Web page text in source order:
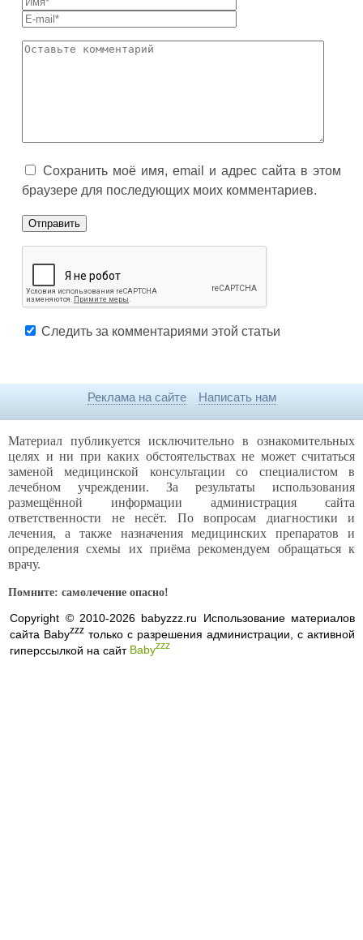
Сохранить моё имя, email и адрес сайта в этом
браузере для последующих моих комментариев.
Следить за комментариями этой статьи
Реклама на сайте Написать нам
Материал публикуется исключительно в ознакомительных
целях и ни при каких обстоятельствах не может считаться
заменой медицинской консультации со специалистом в
лечебном учреждении. За результаты использования
размещённой информации администрация сайта
ответственности не несёт. По вопросам диагностики и
лечения, а также назначения медицинских препаратов и
определения схемы их приёма рекомендуем обращаться к
врачу.
Помните: самолечение опасно!
Copyright © 2010-2026 babyzzz.ru Использование материалов
сайта Babyzzz только с разрешения администрации, с активной
гиперссылкой на сайт Babyzzz